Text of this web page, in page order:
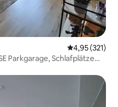
4,95 (321)
Parkgarage, Schlafplätze